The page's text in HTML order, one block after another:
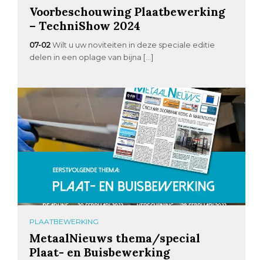
Voorbeschouwing Plaatbewerking
– TechniShow 2024
07-02 Wilt u uw noviteiten in deze speciale editie
delen in een oplage van bijna […]
PLAATBEWERKING
MetaalNieuws thema/special
Plaat- en Buisbewerking